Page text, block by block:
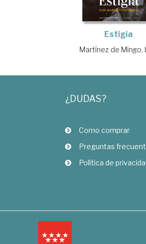
Estigia
Martínez de Mingo,
¿DUDAS?
Como comprar
Preguntas
Política de